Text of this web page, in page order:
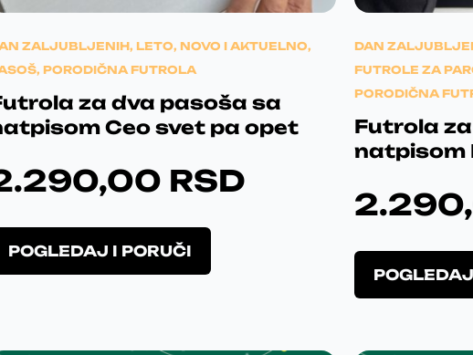
Poklon
Ja sam
svemu.
meobradovali i
ZALJUBLJENIH, LETO, NOVO I AKTUELNO,
, PORODIČNA FUTROLA
za dva pasoša sa
Ceo svet pa opet
RSD
POGLEDAJ I PORUČI
O
DAN
FUTROLE ZA
PORODIČNA
Futrola
natpisom